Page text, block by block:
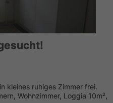
kleines ruhiges Zimmer frei.
Wohnzimmer, Loggia 10m²,